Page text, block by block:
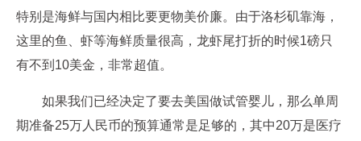
特别是海鲜与国内相比要更物美价廉。由于洛杉矶靠海，
这里的鱼、虾等海鲜质量很高，龙虾尾打折的时候1磅只
有不到10美金，非常超值。
如果我们已经决定了要去美国做试管婴儿，那么单周
期准备25万人民币的预算通常是足够的，其中20万是医疗